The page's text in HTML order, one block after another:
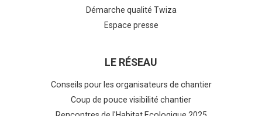
Démarche qualité Twiza
Espace presse
LE RÉSEAU
Conseils pour les organisateurs de chantier
Coup de pouce visibilité chantier